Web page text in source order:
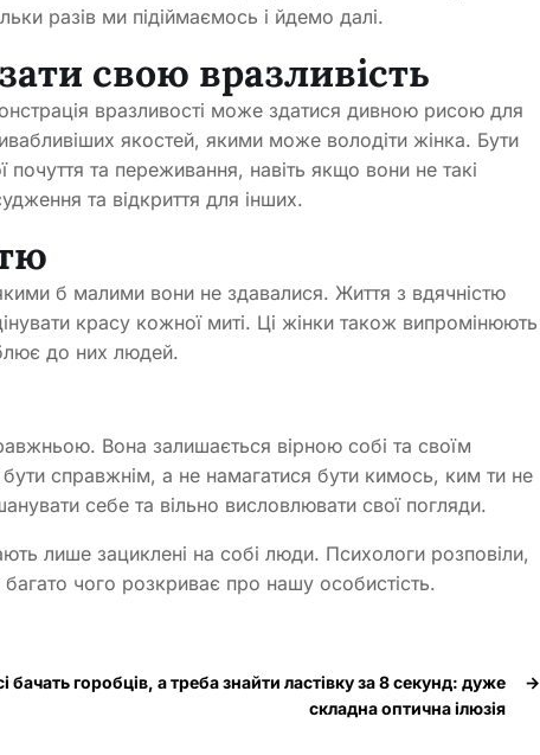
разів ми підіймаємось і йдемо далі.
свою вразливість
вразливості може здатися дивною рисою для
якостей, якими може володіти жінка. Бути
та переживання, навіть якщо вони не такі
та відкриття для інших.
б малими вони не здавалися. Життя з вдячністю
красу кожної миті. Ці жінки також випромінюють
до них людей.
Вона залишається вірною собі та своїм
справжнім, а не намагатися бути кимось, ким ти не
себе та вільно висловлювати свої погляди.
лише зациклені на собі люди. Психологи розповіли,
чого розкриває про нашу особистість.
→
бачать горобців, а треба знайти ластівку за 8 секунд: дуже
складна оптична ілюзія